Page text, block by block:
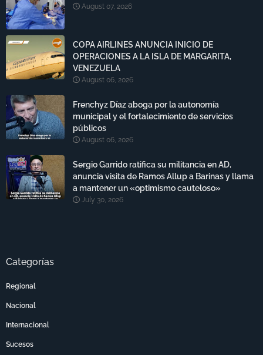
August 07, 2026
COPA AIRLINES ANUNCIA INICIO DE
OPERACIONES A LA ISLA DE MARGARITA,
VENEZUELA
August 06, 2026
Frenchyz Díaz aboga por la autonomía
municipal y el fortalecimiento de servicios
públicos
August 06, 2026
Sergio Garrido ratifica su militancia en AD,
anuncia visita de Ramos Allup a Barinas y llama
a mantener un «optimismo cauteloso»
July 30, 2026
Categorías
Regional
Nacional
Internacional
Sucesos